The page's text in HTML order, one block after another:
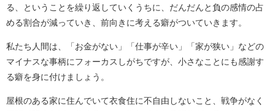
る、ということを繰り返していくうちに、だんだんと負の感情の占
める割合が減っていき、前向きに考える癖がついていきます。
私たち人間は、「お金がない」「仕事が辛い」「家が狭い」などの
マイナスな事柄にフォーカスしがちですが、小さなことにも感謝す
る癖を身に付けましょう。
屋根のある家に住んでいて衣食住に不自由しないこと、戦争がなく